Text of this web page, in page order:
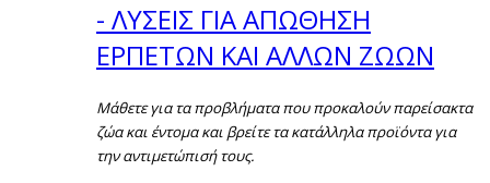
- ΛΥΣΕΙΣ ΓΙΑ ΑΠΩΘΗΣΗ
ΕΡΠΕΤΩΝ ΚΑΙ ΑΛΛΩΝ ΖΩΩΝ
Μάθετε για τα προβλήματα που προκαλούν παρείσακτα
ζώα και έντομα και βρείτε τα κατάλληλα προϊόντα για
την αντιμετώπισή τους.